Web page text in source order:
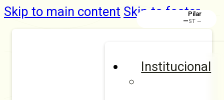
Skip to main content Skip to footer
Institucional
Pilar
—ST —